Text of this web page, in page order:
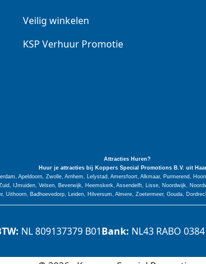
Veilig winkelen
KSP Verhuur Promotie
Attracties Huren?
Huur je attracties bij Koppers Special
PromotionsB.V. uit
Apeldoorn, Zwolle, Arnhem, Lelystad, Amersfoort, Alkmaar, Purmerend,
IJmuiden, Velsen, Beverwijk, Heemskerk, Assendelft, Lisse, Noordwijk,
Badhoevedorp, Leiden, Hilversum, Almere, Zoetermeer, Gouda,
NL 809137379 B01Bank: NL43 RABO